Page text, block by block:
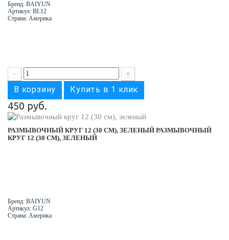
Бренд: BAIYUN
Артикул: BL12
Страна: Америка
- +
В корзину Купить в 1 клик
450 руб.
РАЗМЫВОЧНЫЙ КРУГ 12 (30 СМ), ЗЕЛЕНЫЙ РАЗМЫВОЧНЫЙ
КРУГ 12 (30 СМ), ЗЕЛЕНЫЙ
Бренд: BAIYUN
Артикул: G12
Страна: Америка